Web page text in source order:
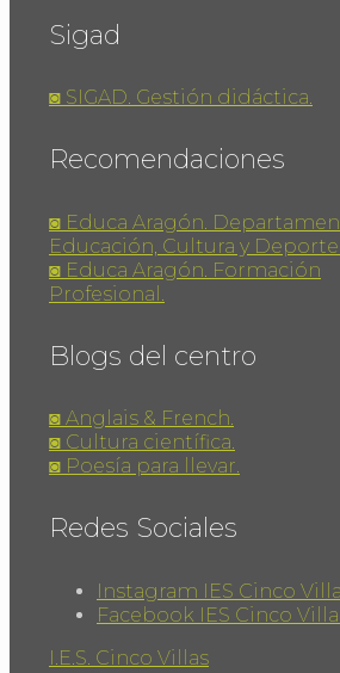
Sigad
◙ SIGAD. Gestión didáctica.
Recomendaciones
◙ Educa Aragón.
Educación, Cultura y Deporte.
◙ Educa Aragón. Formación
Profesional.
Blogs del centro
◙ Anglais & French.
◙ Cultura científica.
◙ Poesía para llevar.
Redes Sociales
Instagram IES Cinco
Facebook IES Cinco
I.E.S. Cinco Villas